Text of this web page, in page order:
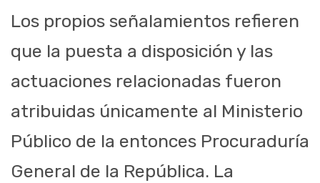
Los propios señalamientos refieren
que la puesta a disposición y las
actuaciones relacionadas fueron
atribuidas únicamente al Ministerio
Público de la entonces Procuraduría
General de la República. La